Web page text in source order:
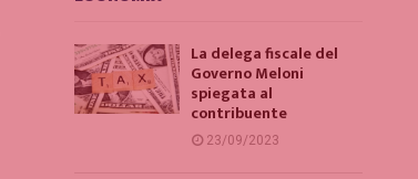
La delega fiscale del
Governo Meloni
spiegata al
contribuente
23/09/2023